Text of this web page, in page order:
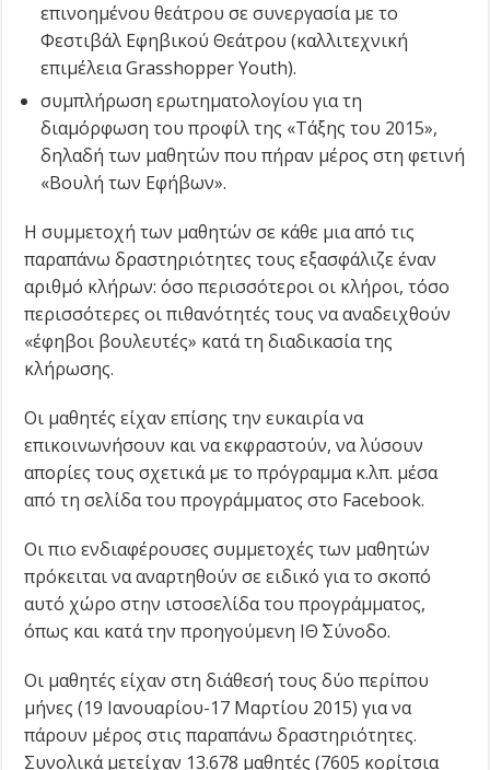
επινοημένου θεάτρου σε συνεργασία με το
Φεστιβάλ Εφηβικού Θεάτρου (καλλιτεχνική
επιμέλεια Grasshopper Youth).
συμπλήρωση ερωτηματολογίου για τη
διαμόρφωση του προφίλ της «Τάξης του 2015»,
δηλαδή των μαθητών που πήραν μέρος στη φετινή
«Βουλή των Εφήβων».
Η συμμετοχή των μαθητών σε κάθε μια από τις
παραπάνω δραστηριότητες τους εξασφάλιζε έναν
αριθμό κλήρων: όσο περισσότεροι οι κλήροι, τόσο
περισσότερες οι πιθανότητές τους να αναδειχθούν
«έφηβοι βουλευτές» κατά τη διαδικασία της
κλήρωσης.
Οι μαθητές είχαν επίσης την ευκαιρία να
επικοινωνήσουν και να εκφραστούν, να λύσουν
απορίες τους σχετικά με το πρόγραμμα κ.λπ. μέσα
από τη σελίδα του προγράμματος στο Facebook.
Οι πιο ενδιαφέρουσες συμμετοχές των μαθητών
πρόκειται να αναρτηθούν σε ειδικό για το σκοπό
αυτό χώρο στην ιστοσελίδα του προγράμματος,
όπως και κατά την προηγούμενη ΙΘ΄ Σύνοδο.
Οι μαθητές είχαν στη διάθεσή τους δύο περίπου
μήνες (19 Ιανουαρίου-17 Μαρτίου 2015) για να
πάρουν μέρος στις παραπάνω δραστηριότητες.
Συνολικά μετείχαν 13.678 μαθητές (7605 κορίτσια